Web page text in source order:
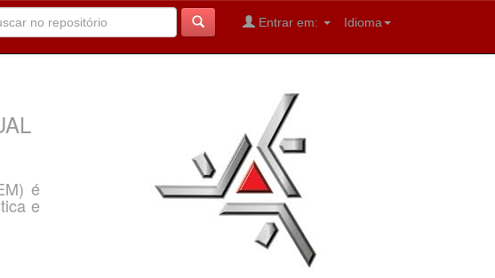
Idioma
Entrar em:
é
e